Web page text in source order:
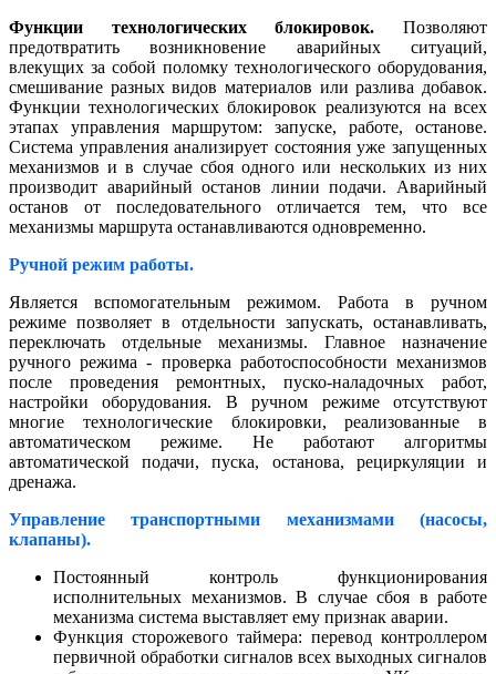
Функции технологических блокировок. Позволяют
предотвратить возникновение аварийных ситуаций,
влекущих за собой поломку технологического оборудования,
смешивание разных видов материалов или разлива добавок.
Функции технологических блокировок реализуются на всех
этапах управления маршрутом: запуске, работе, останове.
Система управления анализирует состояния уже запущенных
механизмов и в случае сбоя одного или нескольких из них
производит аварийный останов линии подачи. Аварийный
останов от последовательного отличается тем, что все
механизмы маршрута останавливаются одновременно.
Ручной режим работы.
Является вспомогательным режимом. Работа в ручном
режиме позволяет в отдельности запускать, останавливать,
переключать отдельные механизмы. Главное назначение
ручного режима - проверка работоспособности механизмов
после проведения ремонтных, пуско-наладочных работ,
настройки оборудования. В ручном режиме отсутствуют
многие технологические блокировки, реализованные в
автоматическом режиме. Не работают алгоритмы
автоматической подачи, пуска, останова, рециркуляции и
дренажа.
Управление транспортными механизмами (насосы,
клапаны).
Постоянный контроль функционирования
исполнительных механизмов. В случае сбоя в работе
механизма система выставляет ему признак аварии.
Функция сторожевого таймера: перевод контроллером
первичной обработки сигналов всех выходных сигналов